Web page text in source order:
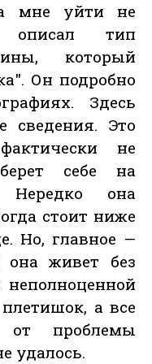
мне уйти не
тип
который
Он подробно
Здесь
сведения. Это
не
себе на
Нередко она
стоит ниже
Но, главное —
она живет без
а все
проблемы
удалось.